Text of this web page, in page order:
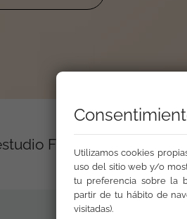
FSG sobre
Utilizamos cookies
uso del sitio web y/o
tu preferencia sobre la
partir de tu hábito de
visitadas).